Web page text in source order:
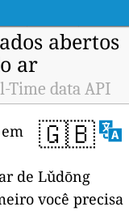
abertos
ar
Time data API
🇬🇧
de Lǔdōng
você precisa